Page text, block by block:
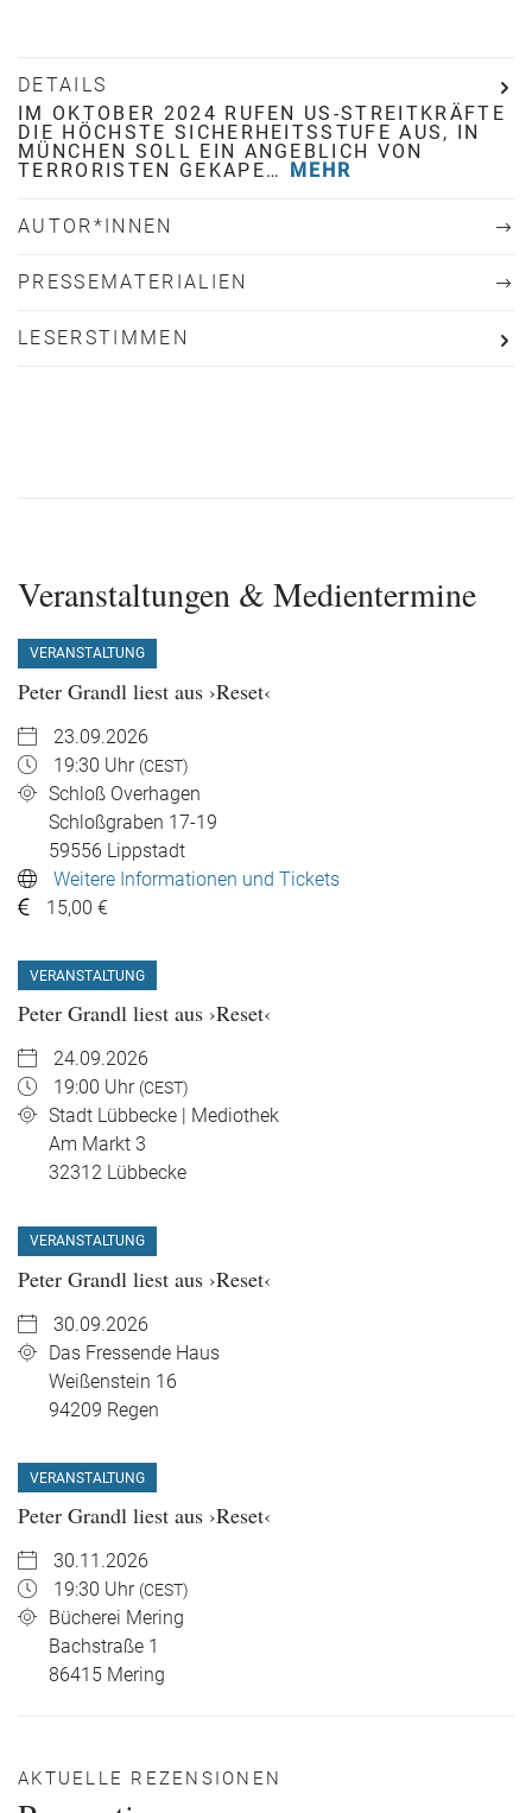
DETAILS
IM OKTOBER 2024 RUFEN US-STREITKRÄFTE
DIE HÖCHSTE SICHERHEITSSTUFE AUS, IN
MÜNCHEN SOLL EIN ANGEBLICH VON
TERRORISTEN GEKAPE…
MEHR
AUTOR*INNEN
PRESSEMATERIALIEN
LESERSTIMMEN
Veranstaltungen & Medientermine
VERANSTALTUNG
Peter Grandl liest aus ›Reset‹
23.09.2026
19:30 Uhr (CEST)
Schloß Overhagen
Schloßgraben 17-19
59556 Lippstadt
Weitere Informationen und Tickets
15,00 €
VERANSTALTUNG
Peter Grandl liest aus ›Reset‹
24.09.2026
19:00 Uhr (CEST)
Stadt Lübbecke | Mediothek
Am Markt 3
32312 Lübbecke
VERANSTALTUNG
Peter Grandl liest aus ›Reset‹
30.09.2026
Das Fressende Haus
Weißenstein 16
94209 Regen
VERANSTALTUNG
Peter Grandl liest aus ›Reset‹
30.11.2026
19:30 Uhr (CEST)
Bücherei Mering
Bachstraße 1
86415 Mering
AKTUELLE REZENSIONEN